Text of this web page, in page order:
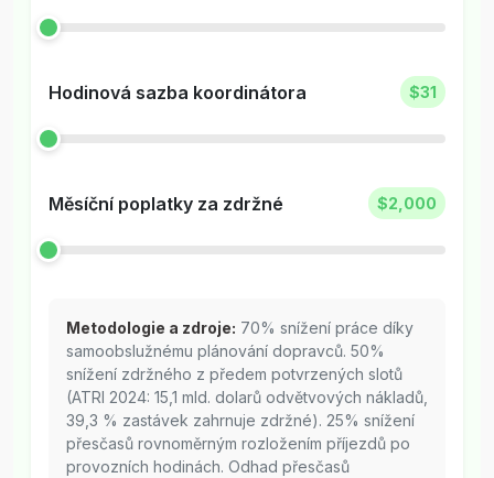
Hodinová sazba koordinátora $31
Měsíční poplatky za zdržné $2,000
Metodologie a zdroje: 70% snížení práce díky
samoobslužnému plánování dopravců. 50%
snížení zdržného z předem potvrzených slotů
(ATRI 2024: 15,1 mld. dolarů odvětvových nákladů,
39,3 % zastávek zahrnuje zdržné). 25% snížení
přesčasů rovnoměrným rozložením příjezdů po
provozních hodinách. Odhad přesčasů